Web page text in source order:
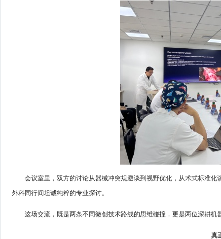
会议室里，双方的讨论从器械冲突规避谈到视野优化，从术式标准
外科同行间坦诚纯粹的专业探讨。
这场交流，既是两条不同微创技术路线的思维碰撞，更是两位深耕机
真